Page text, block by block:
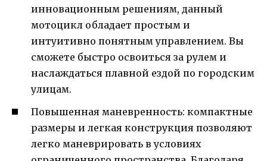
инновационным решениям, данный
мотоцикл обладает простым и
интуитивно понятным управлением. Вы
сможете быстро освоиться за рулем и
наслаждаться плавной ездой по городским
улицам.
Повышенная маневренность: компактные
размеры и легкая конструкция позволяют
легко маневрировать в условиях